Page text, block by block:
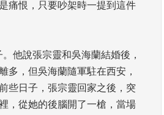
痛恨，只要吵架時一提到這件
他說張宗靈和吳海蘭結婚後，
多，但吳海蘭隨軍駐在西安，
些日子，張宗靈回家之後，突
，從她的後腦開了一槍，當場